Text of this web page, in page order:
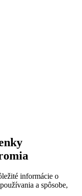
informácie o
a spôsobe,